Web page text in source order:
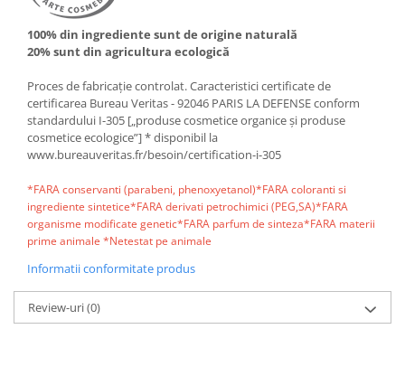
100% din ingrediente sunt de origine naturală
20% sunt din agricultura ecologică
Proces de fabricație controlat. Caracteristici certificate de
certificarea Bureau Veritas - 92046 PARIS LA DEFENSE conform
standardului I-305 [„produse cosmetice organice și produse
cosmetice ecologice”] * disponibil la
www.bureauveritas.fr/besoin/certification-i-305
*FARA conservanti (parabeni, phenoxyetanol)*FARA coloranti si
ingrediente sintetice*FARA derivati petrochimici (PEG,SA)*FARA
organisme modificate genetic*FARA parfum de sinteza*FARA materii
prime animale *Netestat pe animale
Informatii conformitate produs
Review-uri(0)